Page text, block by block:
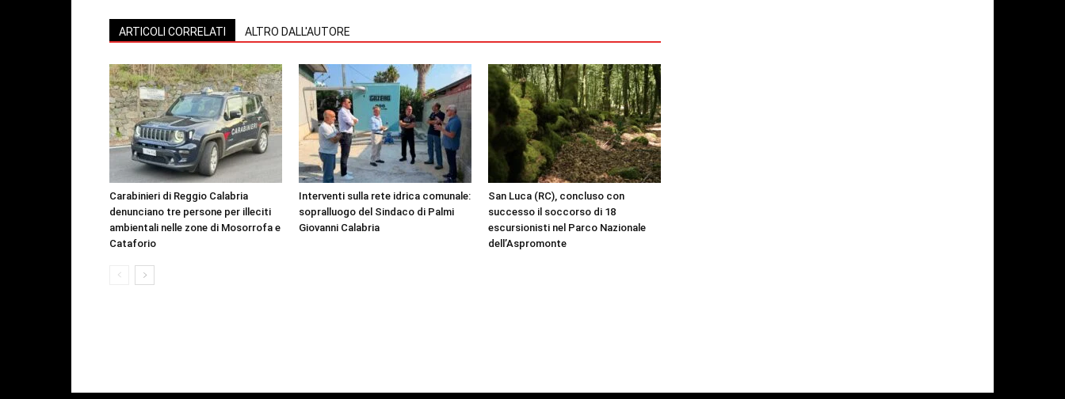
ARTICOLI CORRELATI ALTRO DALL'AUTORE
Carabinieri di Reggio Calabria
denunciano tre persone per illeciti
ambientali nelle zone di Mosorrofa e
Cataforio
Interventi sulla rete idrica comunale:
sopralluogo del Sindaco di Palmi
Giovanni Calabria
San Luca (RC), concluso con
successo il soccorso di 18
escursionisti nel Parco Nazionale
dell’Aspromonte